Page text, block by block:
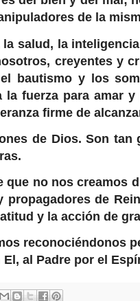
de la
salud, la
creyentes y
bautismo y los
la fuerza para amar
firme de
de Dios. Son
que no nos creamos
propagadores de
y la acción de
reconociéndonos
al Padre por el